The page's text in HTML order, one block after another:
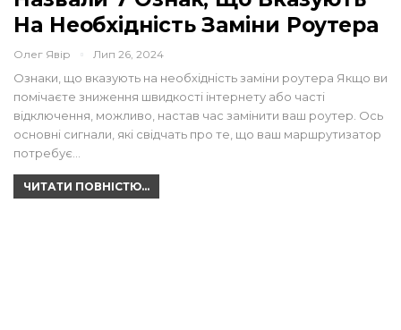
На Необхідність Заміни Роутера
Олег Явір Лип 26, 2024
Ознаки, що вказують на необхідність заміни роутера Якщо ви
помічаєте зниження швидкості інтернету або часті
відключення, можливо, настав час замінити ваш роутер. Ось
основні сигнали, які свідчать про те, що ваш маршрутизатор
потребує…
ЧИТАТИ ПОВНІСТЮ...